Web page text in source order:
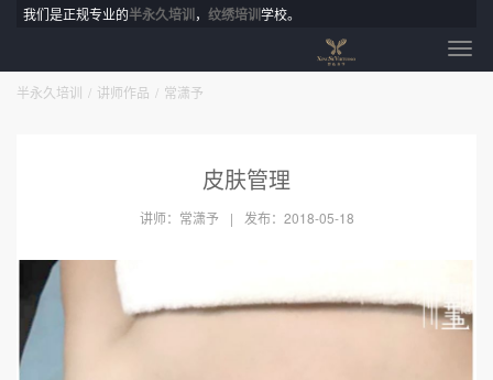
我们是正规专业的半永久培训， 纹绣培训学校。
半永久培训 讲师作品 常潇予
皮肤管理
讲师：常潇予 发布：2018-05-18